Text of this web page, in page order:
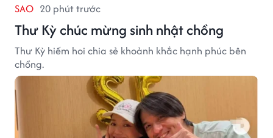
SAO 20 phút trước
Thư Kỳ chúc mừng sinh nhật chồng
Thư Kỳ hiếm hoi chia sẻ khoảnh khắc hạnh phúc bên
chồng.